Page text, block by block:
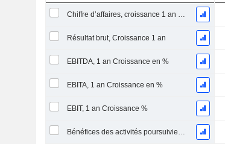
Chiffre d’affaires, croissance 1 an (%)
Résultat brut, Croissance 1 an
EBITDA, 1 an Croissance en %
EBITA, 1 an Croissance en %
EBIT, 1 an Croissance %
Bénéfices des activités poursuivies, Croissance 1 an